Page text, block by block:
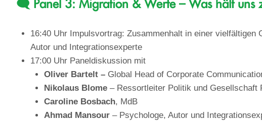
🗨️ Panel 3: Migration & Werte – Was hält uns
16:40 Uhr Impulsvortrag: Zusammenhalt in einer
Autor und Integrationsexperte
17:00 Uhr Paneldiskussion mit
Oliver Bartelt – Global Head of Corporate
Nikolaus Blome – Ressortleiter Politik und Gesellschaft
Caroline Bosbach, MdB
Ahmad Mansour – Psychologe, Autor und